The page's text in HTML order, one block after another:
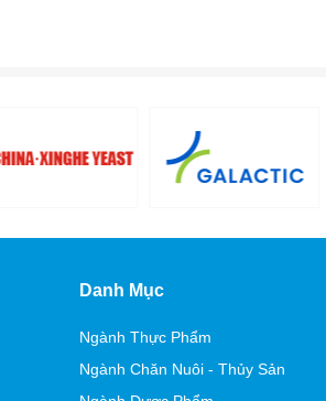
Danh Mục
Ngành Thực Phẩm
Ngành Chăn Nuôi - Thủy Sản